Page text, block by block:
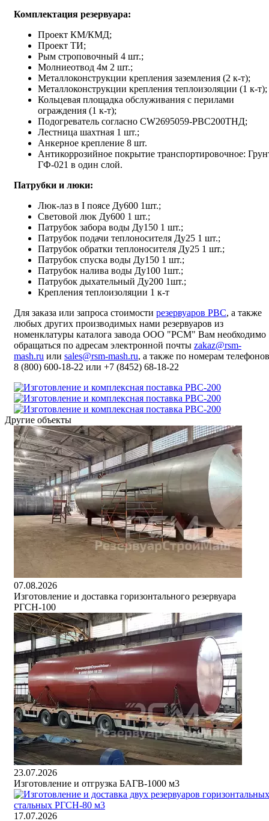
Комплектация резервуара:
Проект КМ/КМД;
Проект ТИ;
Рым строповочный 4 шт.;
Молниеотвод 4м 2 шт.;
Металлоконструкции крепления заземления (2 к-т);
Металлоконструкции крепления теплоизоляции (1 к-т);
Кольцевая площадка обслуживания с перилами
ограждения (1 к-т);
Подогреватель согласно CW2695059-РВС200ТНД;
Лестница шахтная 1 шт.;
Анкерное крепление 8 шт.
Антикоррозийное покрытие транспортировочное:
ГФ-021 в один слой.
Патрубки и люки:
Люк-лаз в I поясе Ду600 1шт.;
Световой люк Ду600 1 шт.;
Патрубок забора воды Ду150 1 шт.;
Патрубок подачи теплоносителя Ду25 1 шт.;
Патрубок обратки теплоносителя Ду25 1 шт.;
Патрубок спуска воды Ду150 1 шт.;
Патрубок налива воды Ду100 1шт.;
Патрубок дыхательный Ду200 1шт.;
Крепления теплоизоляции 1 к-т
Для заказа или запроса стоимости резервуаров РВС, а также
любых других производимых нами резервуаров из
номенклатуры каталога завода ООО "РСМ" Вам необходимо
обращаться по адресам электронной почты zakaz@rsm-
mash.ru или sales@rsm-mash.ru, а также по номерам телефонов
8 (800) 600-18-22 или +7 (8452) 68-18-22
Другие объекты
07.08.2026
Изготовление и доставка горизонтального резервуара
РГСН-100
23.07.2026
Изготовление и отгрузка БАГВ-1000 м3
17.07.2026